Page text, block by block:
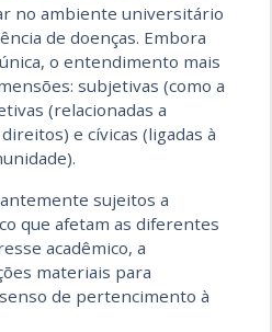
no ambiente universitário
de doenças. Embora
o entendimento mais
subjetivas (como a
(relacionadas a
e cívicas (ligadas à
sujeitos a
que afetam as diferentes
acadêmico, a
materiais para
de pertencimento à